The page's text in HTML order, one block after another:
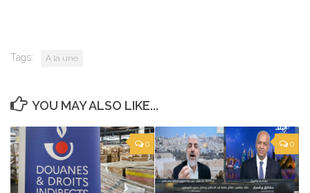
Tags: A la une
YOU MAY ALSO LIKE...
0 0